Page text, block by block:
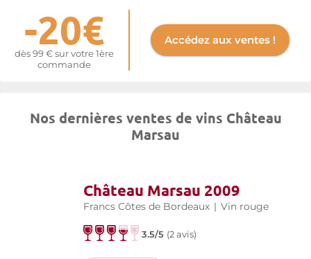
-20€
dès 99 € sur votre 1ère
commande
Accédez aux ventes !
Nos dernières ventes de vins Château
Marsau
Château Marsau 2009
Francs Côtes de Bordeaux | Vin rouge
3.5/5 (2 avis)